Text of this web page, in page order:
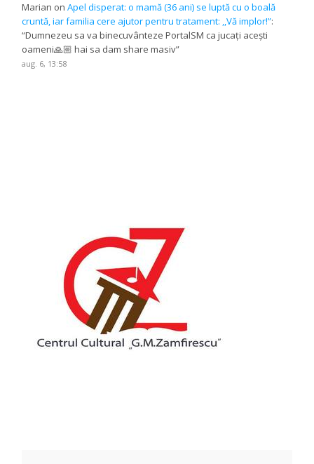
Marian onApel disperat: o mamă (36 ani) se luptă cu o boală
cruntă, iar familia cere ajutor pentru tratament: ,,Vă implor!”:
“Dumnezeu sa va binecuvânteze PortalSM ca jucați acești
oameni🙏🏼 hai sa dam share masiv”
aug. 6, 13:58